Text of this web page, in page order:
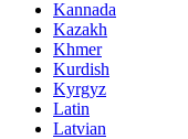
Kannada
Kazakh
Khmer
Kurdish
Kyrgyz
Latin
Latvian